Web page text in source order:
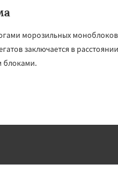
Люберцы Можайск
Фоминск Ногинск
Орехово-Зуево
Чехов Шатура
морозильных моноблоков
заключается в расстоянии
блоками.